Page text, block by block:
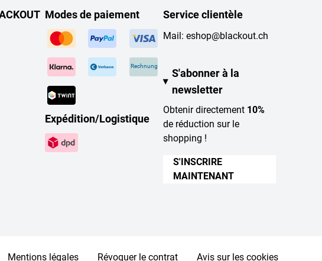
Modes de paiement
Rechnung
Expédition/Logistique
Service clientèle
Mail: eshop@blackout.ch
S'abonner à la
newsletter
Obtenir directement 10%
de réduction sur le
shopping !
S'INSCRIRE
MAINTENANT
Mentions légales Révoquer le contrat Avis sur les cookies